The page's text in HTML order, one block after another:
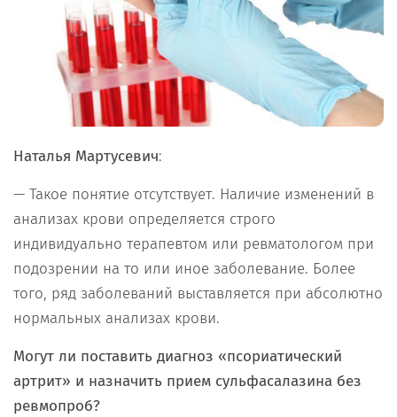
Наталья Мартусевич:
— Такое понятие отсутствует. Наличие изменений в
анализах крови определяется строго
индивидуально терапевтом или ревматологом при
подозрении на то или иное заболевание. Более
того, ряд заболеваний выставляется при абсолютно
нормальных анализах крови.
Могут ли поставить диагноз «псориатический
артрит» и назначить прием сульфасалазина без
ревмопроб?